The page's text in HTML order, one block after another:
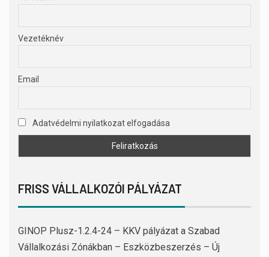
Vezetéknév
Email
Adatvédelmi nyilatkozat elfogadása
FRISS VÁLLALKOZÓI PÁLYÁZAT
GINOP Plusz-1.2.4-24 – KKV pályázat a Szabad
Vállalkozási Zónákban – Eszközbeszerzés – Új